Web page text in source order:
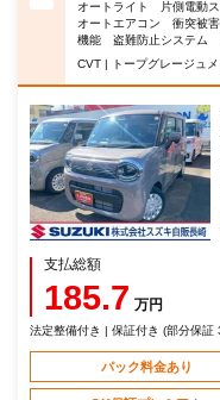
オートライト 片側電動
オートエアコン 衝突被
機能 盗難防止システム
CVT | トープグレージュメ
支払総額
185.7 万円
法定整備付き | 保証付き (部分保証
パック料金あり